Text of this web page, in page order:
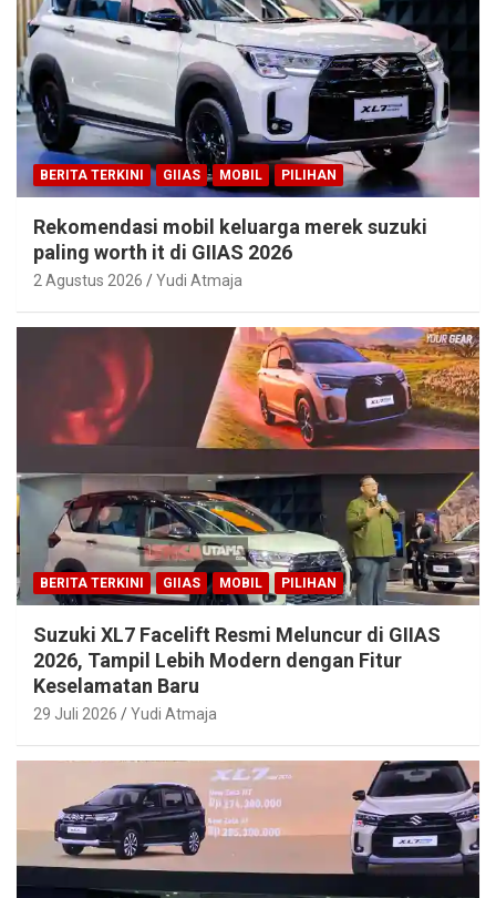
BERITA TERKINI GIIAS MOBIL PILIHAN
Rekomendasi mobil keluarga merek suzuki
paling worth it di GIIAS 2026
2 Agustus 2026 Yudi Atmaja
BERITA TERKINI GIIAS MOBIL PILIHAN
Suzuki XL7 Facelift Resmi Meluncur di GIIAS
2026, Tampil Lebih Modern dengan Fitur
Keselamatan Baru
29 Juli 2026 Yudi Atmaja